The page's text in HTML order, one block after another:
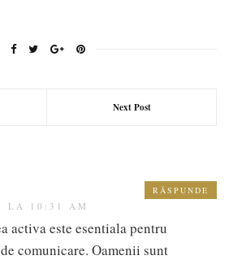
Next Post
LA 10:31 AM
activa este esentiala pentru
comunicare. Oamenii sunt
RĂSPUNDE